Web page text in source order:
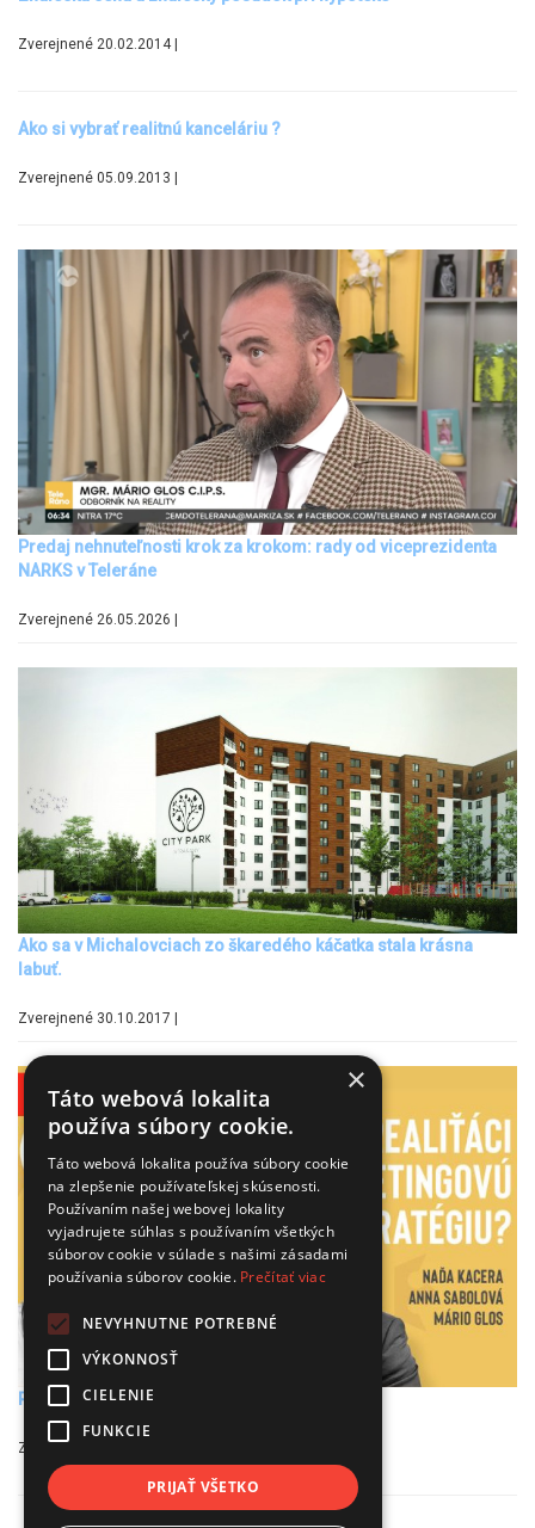
Zverejnené 20.02.2014 |
Ako si vybrať realitnú kanceláriu ?
Zverejnené 05.09.2013 |
Predaj nehnuteľnosti krok za krokom: rady od viceprezidenta
NARKS v Teleráne
Zverejnené 26.05.2026 |
Ako sa v Michalovciach zo škaredého káčatka stala krásna
labuť.
Zverejnené 30.10.2017 |
Potrebujú realiťáci marketingovú stratégiu?
Zverejnené 24.04.2023 |
×
Táto webová lokalita
používa súbory cookie.
Táto webová lokalita používa súbory cookie
na zlepšenie používateľskej skúsenosti.
Používaním našej webovej lokality
vyjadrujete súhlas s používaním všetkých
súborov cookie v súlade s našimi zásadami
používania súborov cookie. Prečítať viac
NEVYHNUTNE POTREBNÉ
VÝKONNOSŤ
CIELENIE
FUNKCIE
PRIJAŤ VŠETKO